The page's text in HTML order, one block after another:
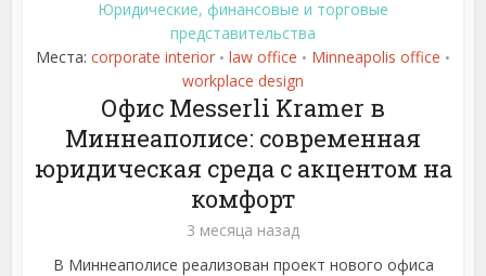
Юридические, финансовые и торговые
представительства
Места: corporate interior • law office • Minneapolis office •
workplace design
Офис Messerli Kramer в
Миннеаполисе: современная
юридическая среда с акцентом на
комфорт
3 месяца назад
В Миннеаполисе реализован проект нового офиса